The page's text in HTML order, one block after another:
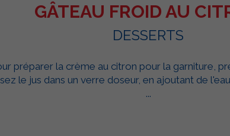
GÂTEAU FROID AU
DESSERTS
préparer la crème au citron pour la garniture,
le jus dans un verre doseur, en ajoutant de
...